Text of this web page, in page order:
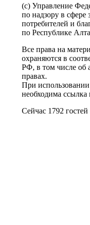
(c) Управление
по надзору в сфере
потребителей и
по Республике
Все права на
охраняются в
РФ, в том числе об
правах.
При использовании
необходима ссылка
Сейчас 1792